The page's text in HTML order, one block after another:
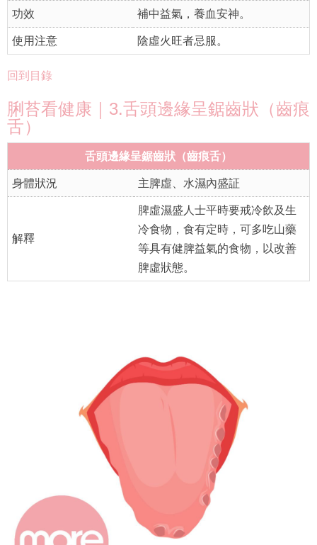
功效 補中益氣，養血安神。
使用注意 陰虛火旺者忌服。
回到目錄
脷苔看健康｜3.舌頭邊緣呈鋸齒狀（齒痕
舌）
舌頭邊緣呈鋸齒狀（齒痕舌）
身體狀況 主脾虛、水濕內盛証
解釋
脾虛濕盛人士平時要戒冷飲及生
冷食物，食有定時，可多吃山藥
等具有健脾益氣的食物，以改善
脾虛狀態。